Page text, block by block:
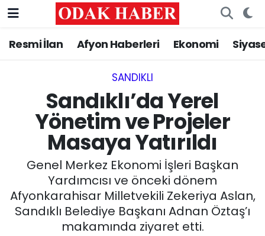
Resmi İlan Afyon Haberleri Ekonomi
SANDIKLI‎
Sandıklı’da Yerel
Yönetim ve Projeler
Masaya Yatırıldı
Genel Merkez Ekonomi İşleri Başkan
Yardımcısı ve önceki dönem
Afyonkarahisar Milletvekili Zekeriya Aslan,
Sandıklı Belediye Başkanı Adnan Öztaş’ı
makamında ziyaret etti.
AFYONKARAHİSAR HABERLERİ
ASAYİŞ
GÜNCEL
SİYASET
EĞİTİM
MAGAZİN
Afyonkarahisar Nöbetçi Eczaneler
Afyonkarahisar Hava Durumu
Afyonkarahisar Namaz Vakitleri
Afyonkarahisar Trafik Yoğunluk Haritası
Süper Lig Puan Durumu ve Fikstür
Tüm Manşetler
Son Dakika Haberleri